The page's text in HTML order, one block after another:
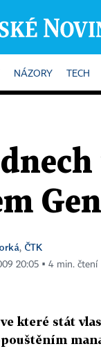
NÁZORY TECH
, ČTK
20:05 ▪ 4 min. čtení
ve které stát